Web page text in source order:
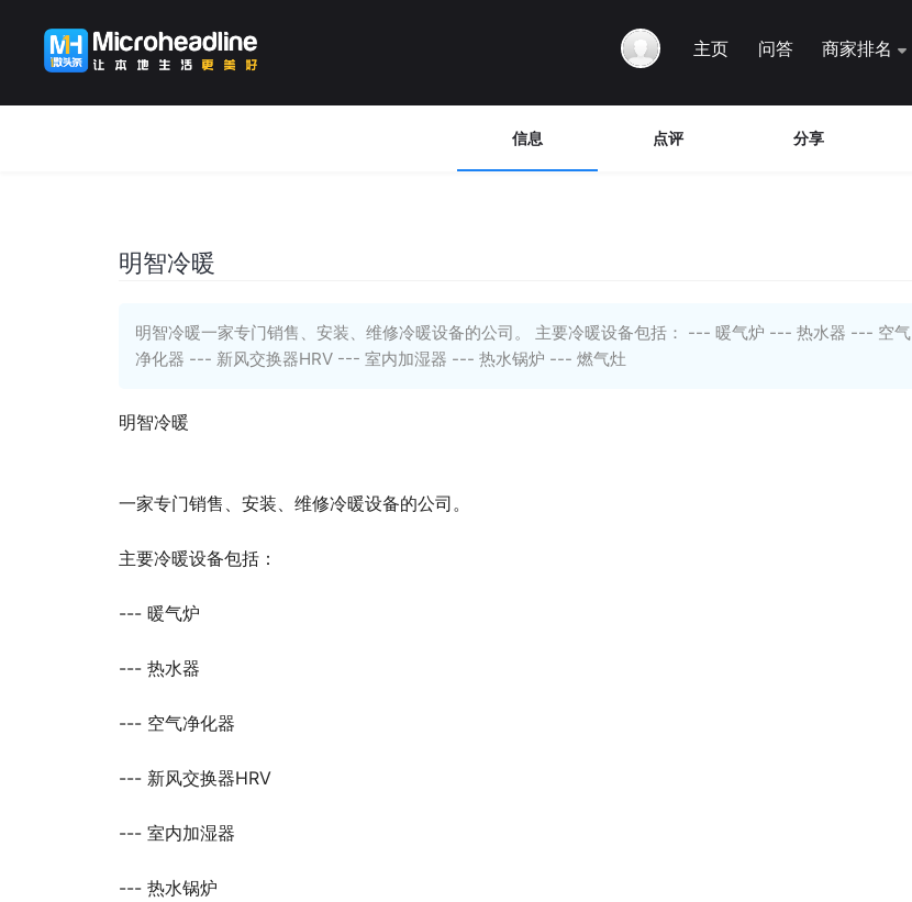
主页 问答 商家排名
信息 点评 分享
明智冷暖
明智冷暖一家专门销售、安装、维修冷暖设备的公司。 主要冷暖设备包括： --- 暖气炉 --- 热水器 --- 空气
净化器 --- 新风交换器HRV --- 室内加湿器 --- 热水锅炉 --- 燃气灶
明智冷暖
一家专门销售、安装、维修冷暖设备的公司。
主要冷暖设备包括：
--- 暖气炉
--- 热水器
--- 空气净化器
--- 新风交换器HRV
--- 室内加湿器
--- 热水锅炉